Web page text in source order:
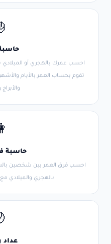
احسب عمرك بالهجري أو
تقوم بحساب العمر بالأيام
حاسبة
احسب فرق العمر بين شخصين
بالهجري
عداد